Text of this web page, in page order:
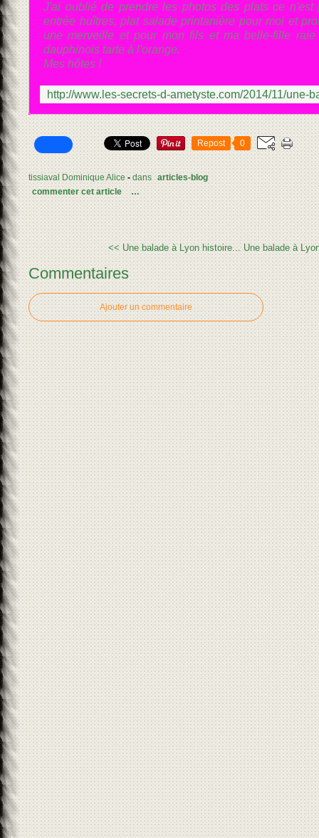
J'ai oublié de prendre les photos des plats ce n'est
entrée huîtres, plat salade printanière pour moi et
une merveille et pour mon fils et ma belle-fille
dauphinois tarte à l'orange.
Mes hôtes !
Repost 0
tissiaval Dominique Alice -dans articles-blog
commenter cet article
…
<< Une balade à Lyon histoire... Une balade à
Commentaires
Ajouter un commentaire